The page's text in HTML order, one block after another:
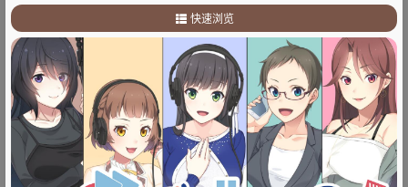
1.故事简介
2.其他
快速浏览
1.故事简介
.其他